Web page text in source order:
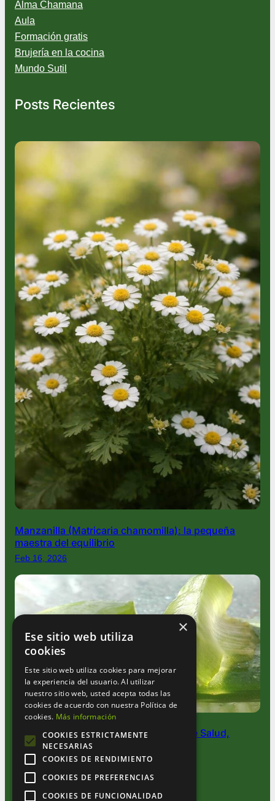
Alma Chamana
Aula
Formación gratis
Brujería en la cocina
Mundo Sutil
Posts Recientes
Manzanilla (Matricaria chamomilla): la pequeña
maestra del equilibrio
Feb 16, 2026
Aloe Vera: La Planta Milagrosa que Une Salud,
Belleza y Magia Verde
Oct 2, 2025
×
Ese sitio web utiliza
cookies
Este sitio web utiliza cookies para mejorar
la experiencia del usuario. Al utilizar
nuestro sitio web, usted acepta todas las
cookies de acuerdo con nuestra Política de
cookies. Más información
COOKIES ESTRICTAMENTE
NECESARIAS
COOKIES DE RENDIMIENTO
COOKIES DE PREFERENCIAS
COOKIES DE FUNCIONALIDAD